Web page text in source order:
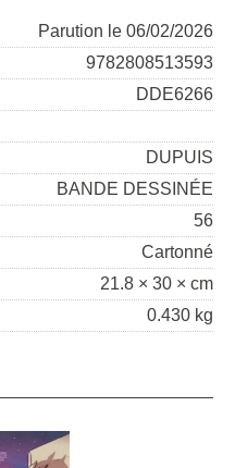
Parution le 06/02/2026
9782808513593
DDE6266
DUPUIS
BANDE DESSINÉE
56
Cartonné
21.8 × 30 × cm
0.430 kg